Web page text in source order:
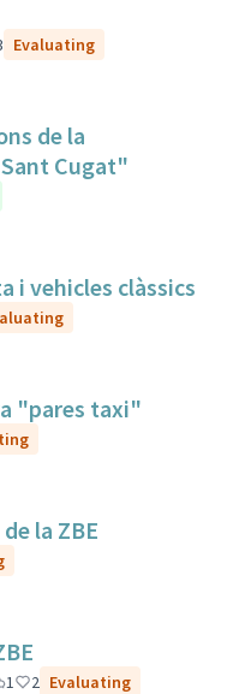
Evaluating
de la
Cugat"
i vehicles clàssics
"pares taxi"
la ZBE
1 2 Evaluating